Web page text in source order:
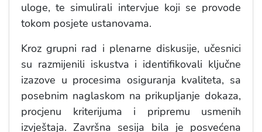
uloge, te simulirali intervjue koji se provode
tokom posjete ustanovama.
Kroz grupni rad i plenarne diskusije, učesnici
su razmijenili iskustva i identifikovali ključne
izazove u procesima osiguranja kvaliteta, sa
posebnim naglaskom na prikupljanje dokaza,
procjenu kriterijuma i pripremu usmenih
izvještaja. Završna sesija bila je posvećena